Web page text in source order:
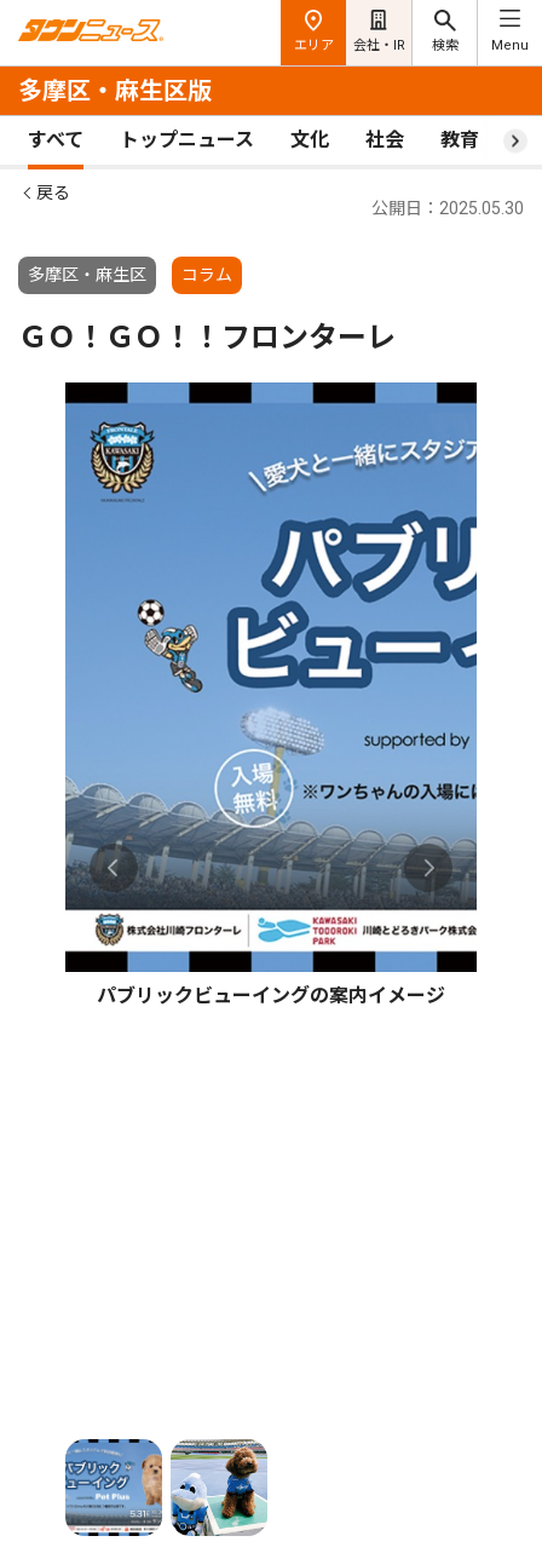
エリア 会社・IR 検索 Menu
多摩区・麻生区版
すべて トップニュース 文化 社会 教育 ス
戻る
多摩区・麻生区 コラム
公開日：2025.05.30
ＧＯ！ＧＯ！！フロンターレ
パブリックビューイングの案内イメージ